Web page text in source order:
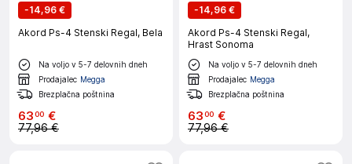
-14,96 €
Akord Ps-4 Stenski Regal, Bela
Na voljo v 5-7 delovnih dneh
Prodajalec Megga
Brezplačna poštnina
6300 €
77,96 €
-14,96 €
Akord Ps-4 Stenski Regal,
Hrast Sonoma
Na voljo v 5-7 delovnih dneh
Prodajalec Megga
Brezplačna poštnina
6300 €
77,96 €